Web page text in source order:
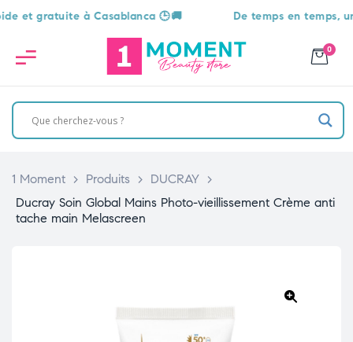
gratuite à Casablanca 🕒🚚 De temps en temps, une
0
1 Moment > Produits > DUCRAY >
Ducray Soin Global Mains Photo-vieillissement Crème anti
tache main Melascreen